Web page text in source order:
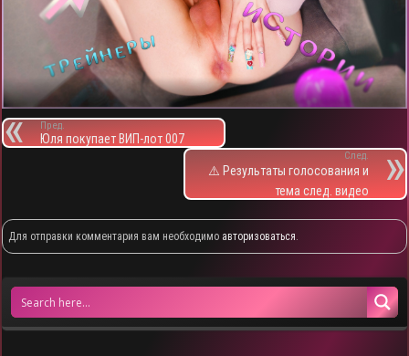
Пред.
Юля покупает ВИП-лот 007
След.
⚠️ Результаты голосования и
тема след. видео
Для отправки комментария вам необходимо авторизоваться